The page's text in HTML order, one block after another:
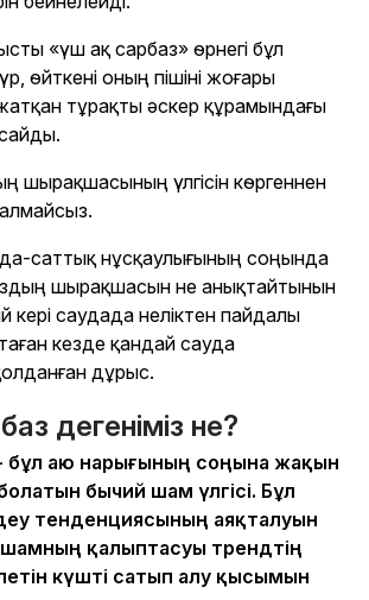
«үш ақ сарбаз» өрнегі бұл
өйткені оның пішіні жоғары
жатқан тұрақты әскер құрамындағы
шырақшасының үлгісін көргеннен
саттық нұсқаулығының соңында
шырақшасын не анықтайтынын
кері саудада неліктен пайдалы
кезде қандай сауда
дұрыс.
дегеніміз не?
бұл аю нарығының соңына жақын
бычий шам үлгісі. Бұл
тенденциясының аяқталуын
шамның қалыптасуы трендтің
күшті сатып алу қысымын